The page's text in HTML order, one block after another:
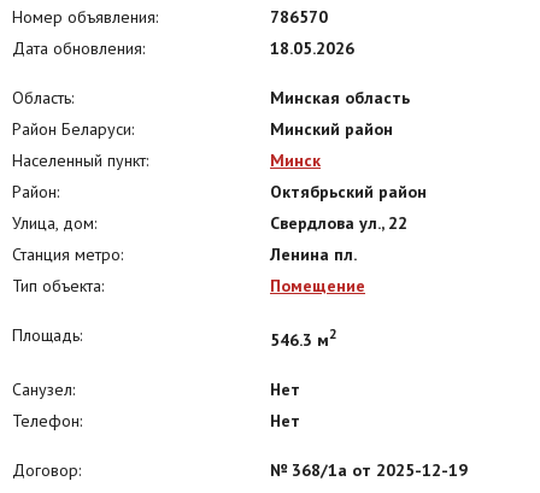
Лицензия № 02240/425, выдана Министерством Юстиции РБ
27.08.2021
Номер объявления:
786570
Дата обновления:
18.05.2026
Область:
Минская область
Район Беларуси:
Минский район
Населенный пункт:
Минск
Район:
Октябрьский район
Улица, дом:
Свердлова ул., 22
Станция метро:
Ленина пл.
Тип объекта:
Помещение
Площадь: 546.3 м2
Санузел:
Нет
Телефон:
Нет
Договор: № 368/1а от 2025-12-19